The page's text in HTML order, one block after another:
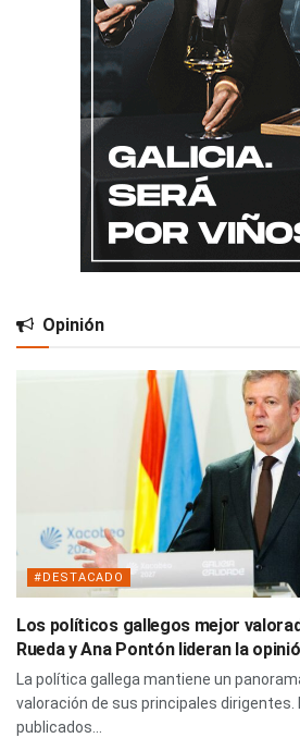
Opinión
#DESTACADO
Los políticos gallegos mejor
Rueda y Ana Pontón lideran la
La política gallega mantiene un
valoración de sus principales
publicados...